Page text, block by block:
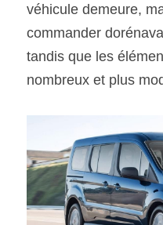
véhicule demeure,
commander
tandis que les
nombreux et plus